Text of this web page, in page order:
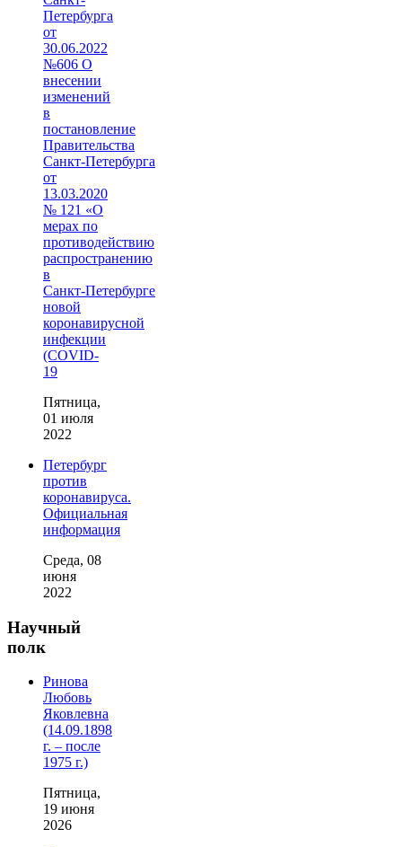
Петербурга
от
30.06.2022
№606 О
внесении
изменений
в
постановление
Правительства
Санкт‑Петербурга
от
13.03.2020
№ 121 «О
мерах по
противодействию
распространению
в
Санкт‑Петербурге
новой
коронавирусной
инфекции
(COVID-
19
Пятница,
01 июля
2022
Петербург
против
коронавируса.
Официальная
информация
Среда, 08
июня
2022
Научный
полк
Ринова
Любовь
Яковлевна
(14.09.1898
г. – после
1975 г.)
Пятница,
19 июня
2026